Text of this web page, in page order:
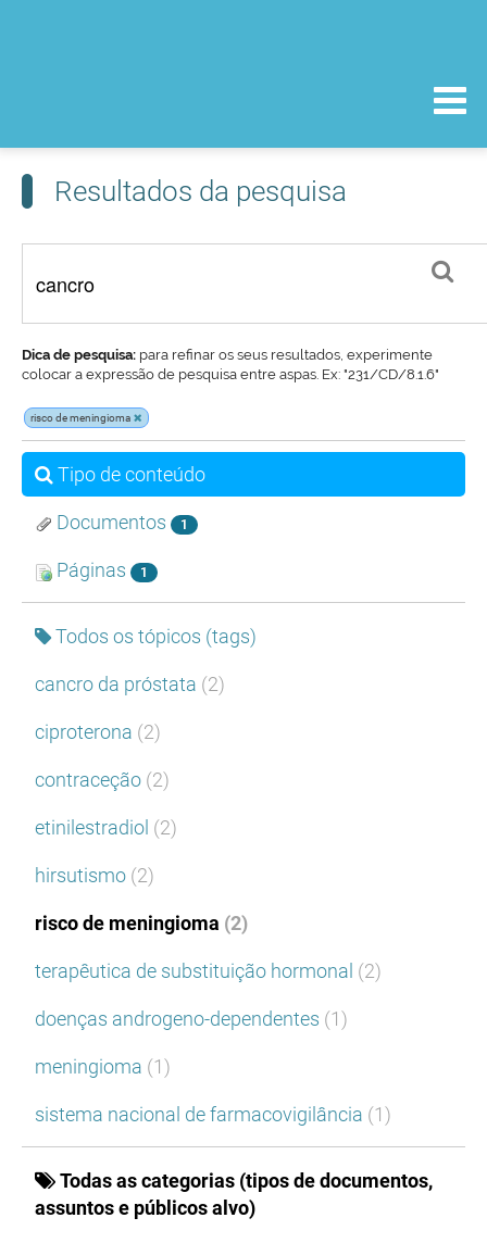
Resultados da pesquisa
Dica de pesquisa: para refinar os seus resultados, experimente
colocar a expressão de pesquisa entre aspas. Ex: "231/CD/8.1.6"
risco de meningioma
Tipo de conteúdo
Documentos 1
Páginas 1
Todos os tópicos (tags)
cancro da próstata (2)
ciproterona (2)
contraceção (2)
etinilestradiol (2)
hirsutismo (2)
risco de meningioma (2)
terapêutica de substituição hormonal (2)
doenças androgeno-dependentes (1)
meningioma (1)
sistema nacional de farmacovigilância (1)
Todas as categorias (tipos de documentos,
assuntos e públicos alvo)